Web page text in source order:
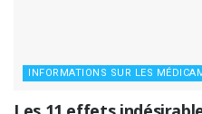
INFORMATIONS SUR LES